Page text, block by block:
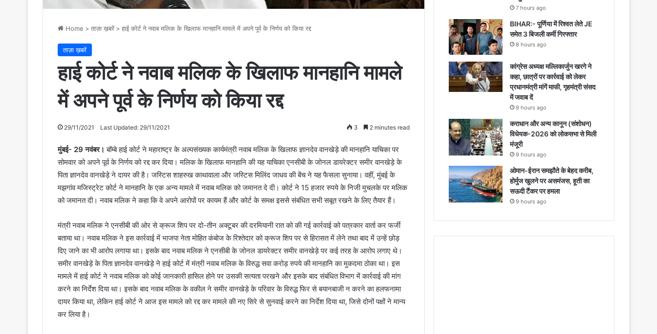
Home > ताज़ा ख़बरें > हाई कोर्ट ने नवाब मलिक के खिलाफ मानहानि मामले में अपने पूर्व के निर्णय को किया रद्द
ताज़ा ख़बरें
हाई कोर्ट ने नवाब मलिक के खिलाफ मानहानि मामले
में अपने पूर्व के निर्णय को किया रद्द
29/11/2021 Last Updated: 29/11/2021 3 2 minutes read
मुंबई- 29 नवंबर। बॉम्बे हाई कोर्ट ने महाराष्ट्र के अल्पसंख्यक कार्यमंत्री नवाब मलिक के खिलाफ ज्ञानदेव वानखेड़े की मानहानि याचिका पर
सोमवार को अपने पूर्व के निर्णय को रद्द कर दिया। मलिक के खिलाफ मानहानि की यह याचिका एनसीबी के जोनल डायरेक्टर समीर वानखेड़े के
पिता ज्ञानदेव वानखेड़े ने दायर की है। जस्टिस शाहरुख काथावाला और जस्टिस मिलिंद जाधव की बेंच ने यह फैसला सुनाया। वहीं, मुंबई के
मझगांव मजिस्ट्रेट कोर्ट ने मानहानि के एक अन्य मामले में नवाब मलिक को जमानत दे दी। कोर्ट ने 15 हजार रुपये के निजी मुचलके पर मलिक
को जमानत दी। नवाब मलिक ने कहा कि वे अपने आरोपों पर कायम हैं और कोर्ट के समक्ष इससे संबंधित सभी सबूत रखने के लिए तैयार हैं।
मंत्री नवाब मलिक ने एनसीबी की ओर से क्रूज शिप पर दो-तीन अक्टूबर की दरमियानी रात को की गई कार्रवाई को पत्रकार वार्ता कर फर्जी
बताया था। नवाब मलिक ने इस कार्रवाई में भाजपा नेता मोहित कंबोज के रिश्तेदार को क्रूज शिप पर से हिरासत में लेने तथा बाद में उन्हें छोड़
दिए जाने का भी आरोप लगाया था। इसके बाद नवाब मलिक ने एनसीबी के जोनल डायरेक्टर समीर वानखेड़े पर कई तरह के आरोप लगाए थे।
समीर वानखेड़े के पिता ज्ञानदेव वानखेड़े ने हाई कोर्ट में मंत्री नवाब मलिक के विरुद्ध सवा करोड़ रुपये की मानहानि का मुकदमा ठोका था। इस
मामले में हाई कोर्ट ने नवाब मलिक को कोई जानकारी हासिल होने पर उसकी सत्यता परखने और इसके बाद संबंधित विभाग में कार्रवाई की मांग
करने का निर्देश दिया था। इसके बाद नवाब मलिक के वकील ने समीर वानखेड़े के परिवार के विरुद्ध फिर से बयानबाजी न करने का हलफनामा
दायर किया था, लेकिन हाई कोर्ट ने आज इस मामले को रद्द कर मामले की नए सिरे से सुनवाई करने का निर्देश दिया था, जिसे दोनों पक्षों ने मान्य
कर लिया है।
7 hours ago
BIHAR:- पूर्णिया में रिश्वत लेते JE
समेत 3 बिजली कर्मी गिरफ्तार
8 hours ago
कांग्रेस अध्यक्ष मल्लिकार्जुन खरगे ने
कहा, छात्रों पर कार्रवाई को लेकर
प्रधानमंत्री मांगें माफी, गृहमंत्री संसद
में जवाब दें
9 hours ago
कराधान और अन्य कानून (संशोधन)
विधेयक-2026 को लोकसभा से मिली
मंजूरी
9 hours ago
ओमान-ईरान समझौते के बेहद करीब,
होर्मुज खुलने पर असमंजस, हूती का
सऊदी टैंकर पर हमला
9 hours ago